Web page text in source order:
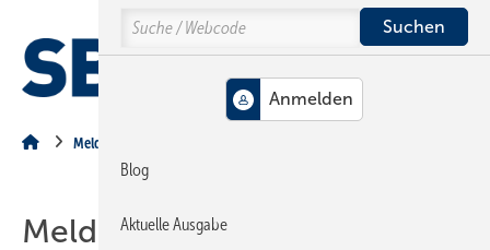
Hauptinhalt
Hauptmenü
SiteSearch
Meldungen aus der Branche
Meldungen aus der SHK-
Search
Blog
Aktuelle Ausgabe